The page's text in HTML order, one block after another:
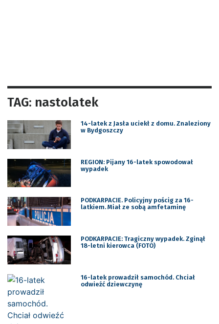
TAG: nastolatek
14-latek z Jasła uciekł z domu. Znaleziony
w Bydgoszczy
REGION: Pijany 16-latek spowodował
wypadek
PODKARPACIE. Policyjny pościg za 16-
latkiem. Miał ze sobą amfetaminę
PODKARPACIE: Tragiczny wypadek. Zginął
18-letni kierowca (FOTO)
16-latek prowadził samochód. Chciał
odwieźć dziewczynę